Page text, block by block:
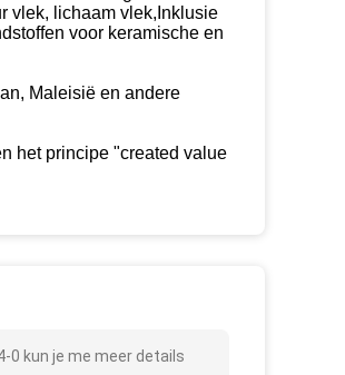
vlek, lichaam vlek,Inklusie
voor keramische en
Maleisië en andere
het principe "created value
0 kun je me meer details